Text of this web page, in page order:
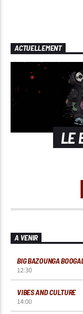
ACTUELLEMENT
LE
A VENIR
BIG BAZOUNGA
12:30
VIBES AND CULTURE
14:00